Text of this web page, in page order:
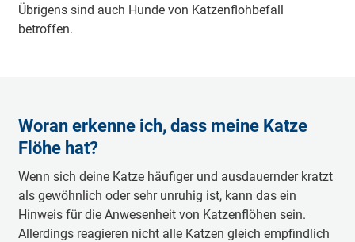
Übrigens sind auch Hunde von Katzenflohbefall
betroffen.
Woran erkenne ich, dass meine Katze
Flöhe hat?
Wenn sich deine Katze häufiger und ausdauernder kratzt
als gewöhnlich oder sehr unruhig ist, kann das ein
Hinweis für die Anwesenheit von Katzenflöhen sein.
Allerdings reagieren nicht alle Katzen gleich empfindlich